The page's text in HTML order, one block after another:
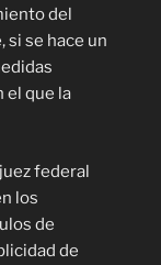
del
si se hace un
el que la
federal
los
de
de